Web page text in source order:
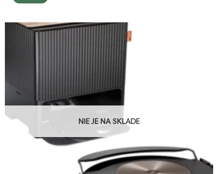
NIE JE NA SKLADE